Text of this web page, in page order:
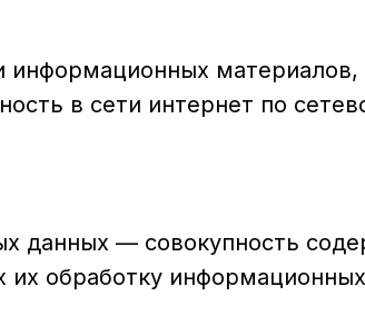
информационных
в сети интернет по
данных — совокупность
обработку